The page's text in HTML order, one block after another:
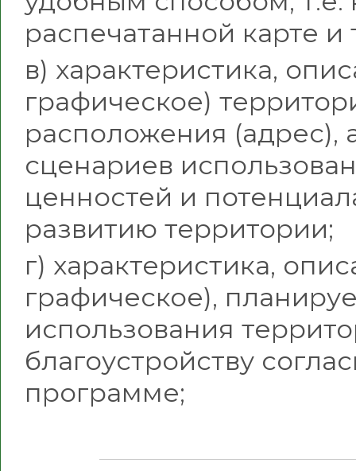
распечатанной карте и
в) характеристика,
графическое)
расположения (адрес),
сценариев
ценностей и
развитию территории;
г) характеристика,
графическое),
использования
благоустройству
программе;